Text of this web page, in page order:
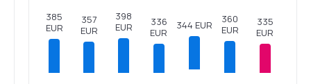
385
EUR
357
EUR
398
EUR
336
EUR
344 EUR
360
EUR
335
EUR